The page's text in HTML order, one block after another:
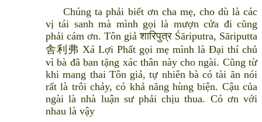
Chúng ta phải biết ơn cha mẹ, cho dù là các
vị tái sanh mà mình gọi là mượn cửa đi cũng
phải cám ơn. Tôn giả शारिपुत्र Śāriputra, Sāriputta
舎利弗 Xá Lợi Phất gọi mẹ mình là Đại thí chủ
vì bà đã ban tặng xác thân này cho ngài. Cũng từ
khi mang thai Tôn giả, tự nhiên bà có tài ăn nói
rất là trôi chảy, có khả năng hùng biện. Cậu của
ngài là nhà luận sư phải chịu thua. Có ơn với
nhau là vậy